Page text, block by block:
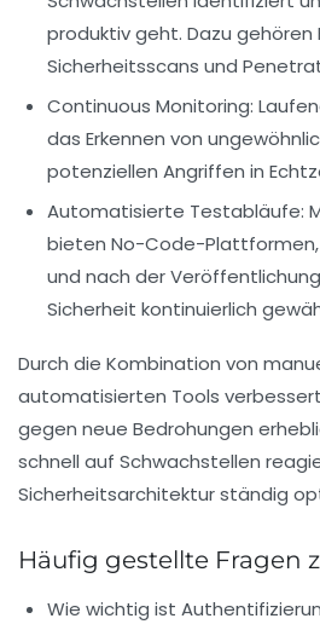
produktiv geht. Dazu gehören
Sicherheitsscans und
Continuous Monitoring:
das Erkennen von
potenziellen Angriffen in
Automatisierte Testabläufe:
bieten No-Code-
und nach der
Sicherheit kontinuierlich
Durch die Kombination von
automatisierten Tools verbessert
gegen neue Bedrohungen
schnell auf Schwachstellen
Sicherheitsarchitektur ständig
Häufig gestellte Fragen
Wie wichtig ist